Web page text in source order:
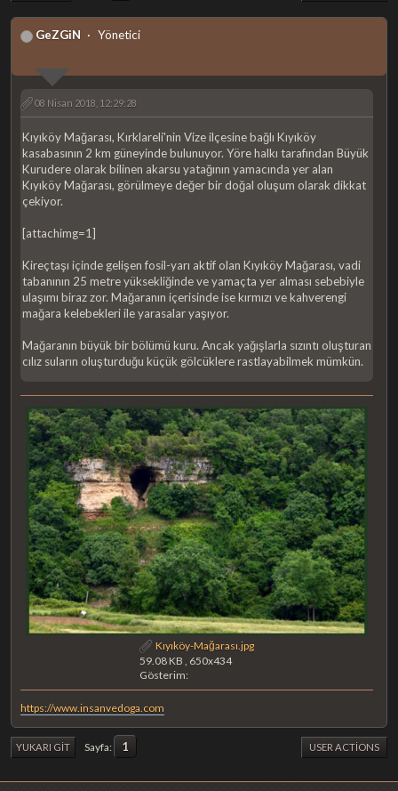
GeZGiN Yönetici
08 Nisan 2018, 12:29:28
Kıyıköy Mağarası, Kırklareli'nin Vize ilçesine bağlı Kıyıköy
kasabasının 2 km güneyinde bulunuyor. Yöre halkı tarafından Büyük
Kurudere olarak bilinen akarsu yatağının yamacında yer alan
Kıyıköy Mağarası, görülmeye değer bir doğal oluşum olarak dikkat
çekiyor.
[attachimg=1]
Kireçtaşı içinde gelişen fosil-yarı aktif olan Kıyıköy Mağarası, vadi
tabanının 25 metre yüksekliğinde ve yamaçta yer alması sebebiyle
ulaşımı biraz zor. Mağaranın içerisinde ise kırmızı ve kahverengi
mağara kelebekleri ile yarasalar yaşıyor.
Mağaranın büyük bir bölümü kuru. Ancak yağışlarla sızıntı oluşturan
cılız suların oluşturduğu küçük gölcüklere rastlayabilmek mümkün.
Kıyıköy-Mağarası.jpg
59.08 KB , 650x434
Gösterim:
https://www.insanvedoga.com
YUKARI GIT Sayfa 1 USER ACTIONS